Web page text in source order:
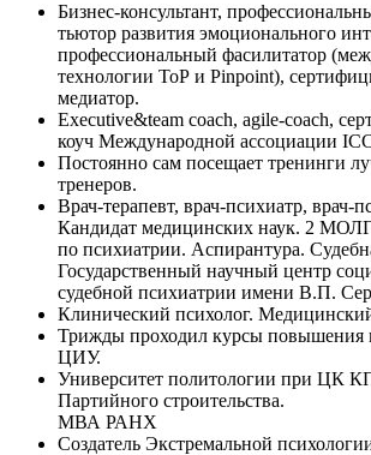
Бизнес-консультант,
тьютор развития эмоционального
профессиональный фасилитатор
технологии ТоР и Pinpoint),
медиатор.
Executive&team coach, agile-coach,
коуч Международной ассоциации
Постоянно сам посещает тренинги
тренеров.
Врач-терапевт, врач-психиатр, врач-
Кандидат медицинских наук. 2
по психиатрии. Аспирантура.
Государственный научный центр
судебной психиатрии имени В.П.
Клинический психолог.
Трижды проходил курсы повышения
ЦИУ.
Университет политологии при ЦК
Партийного строительства.
МВА РАНХ
Создатель Экстремальной